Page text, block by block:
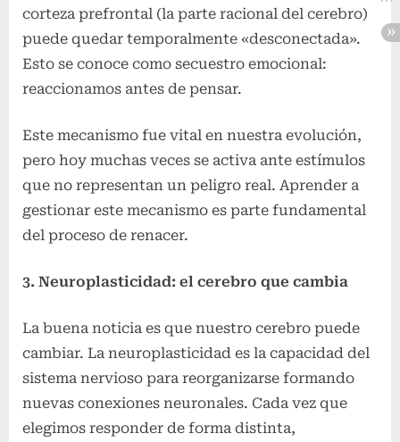
corteza prefrontal (la parte racional del cerebro)
puede quedar temporalmente «desconectada».
Esto se conoce como secuestro emocional:
reaccionamos antes de pensar.
Este mecanismo fue vital en nuestra evolución,
pero hoy muchas veces se activa ante estímulos
que no representan un peligro real. Aprender a
gestionar este mecanismo es parte fundamental
del proceso de renacer.
3. Neuroplasticidad: el cerebro que cambia
La buena noticia es que nuestro cerebro puede
cambiar. La neuroplasticidad es la capacidad del
sistema nervioso para reorganizarse formando
nuevas conexiones neuronales. Cada vez que
elegimos responder de forma distinta,